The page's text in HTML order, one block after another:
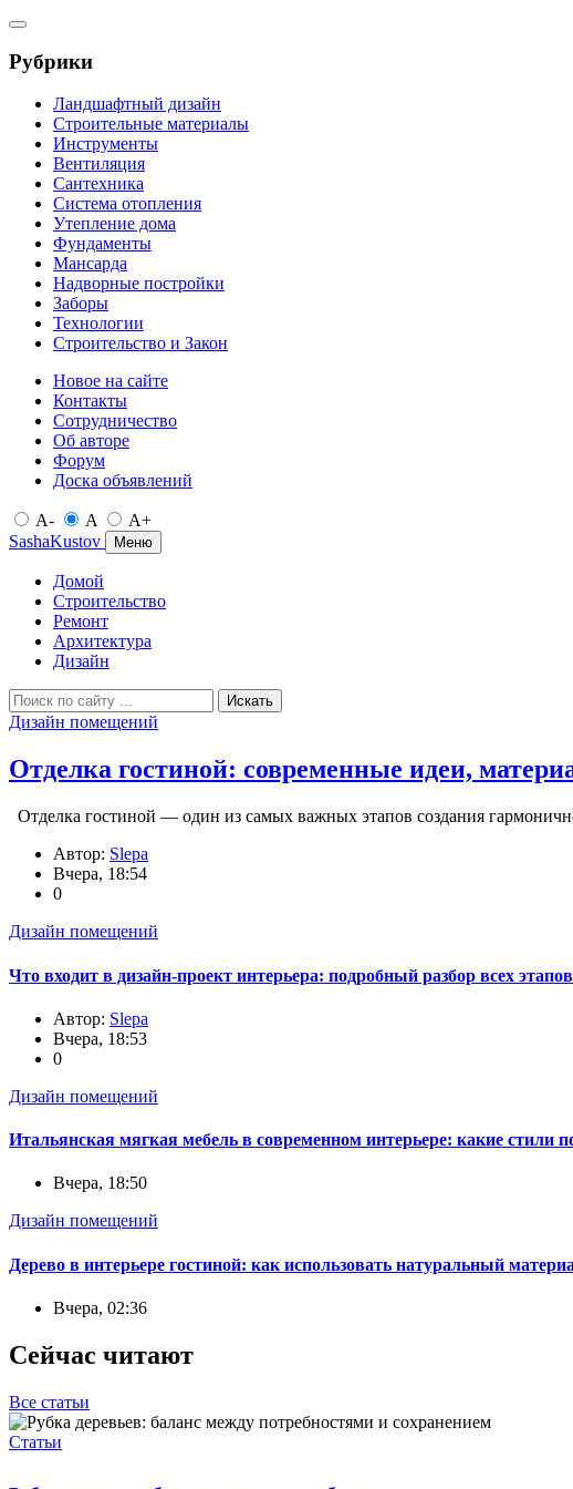
Рубрики
Ландшафтный дизайн
Строительные материалы
Инструменты
Вентиляция
Сантехника
Система отопления
Утепление дома
Фундаменты
Мансарда
Надворные постройки
Заборы
Технологии
Строительство и Закон
Новое на сайте
Контакты
Сотрудничество
Об авторе
Форум
Доска объявлений
A- A
A+
SashaKustov
Меню
Домой
Строительство
Ремонт
Архитектура
Дизайн
Искать
Дизайн помещений
Отделка гостиной: современные идеи,
Отделка гостиной — один из самых важных этапов создания
Автор: Slepa
Вчера, 18:54
0
Дизайн помещений
Что входит в дизайн-проект интерьера: подробный разбор всех
Автор: Slepa
Вчера, 18:53
0
Дизайн помещений
Итальянская мягкая мебель в современном интерьере: какие стили
Вчера, 18:50
Дизайн помещений
Дерево в интерьере гостиной: как использовать натуральный
Вчера, 02:36
Сейчас читают
Все статьи
Статьи